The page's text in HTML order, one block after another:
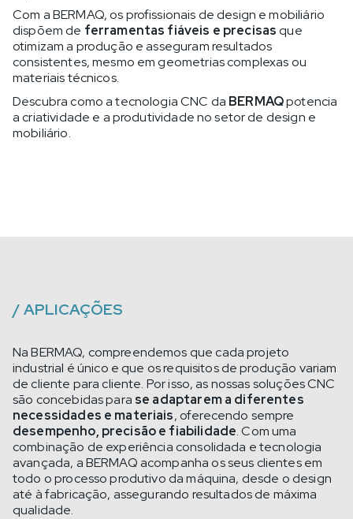
Com a BERMAQ, os profissionais de design e mobiliário
dispõem de ferramentas fiáveis e precisasque
otimizam a produção e asseguram resultados
consistentes, mesmo em geometrias complexas ou
materiais técnicos.
Descubra como a tecnologia CNC da BERMAQpotencia
a criatividade e a produtividade no setor de design e
mobiliário.
/APLICAÇÕES
Na BERMAQ, compreendemos que cada projeto
industrial é único e que os requisitos de produção variam
de cliente para cliente. Por isso, as nossas soluções CNC
são concebidas para se adaptarem a diferentes
necessidades e materiais, oferecendo sempre
desempenho, precisão e fiabilidade. Com uma
combinação de experiência consolidada e tecnologia
avançada, a BERMAQ acompanha os seus clientes em
todo o processo produtivo da máquina, desde o design
até à fabricação, assegurando resultados de máxima
qualidade.